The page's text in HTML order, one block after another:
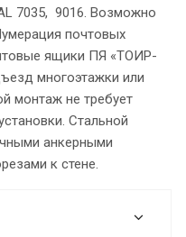
7035, 9016. Возможно
почтовых
ящики ПЯ «ТОИР-
многоэтажки или
монтаж не требует
Стальной
анкерными
к стене.